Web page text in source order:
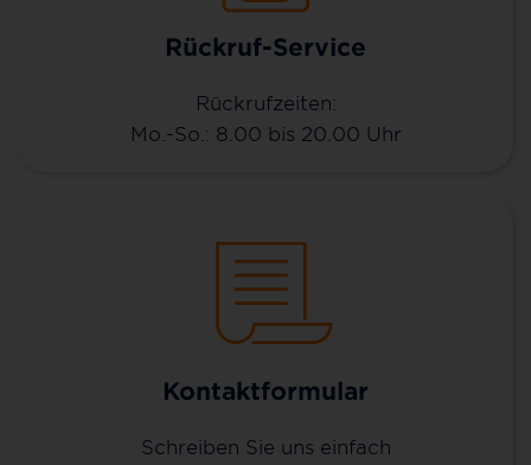
Rückruf-Service
Rückrufzeiten:
Mo.-So.: 8.00 bis 20.00 Uhr
Kontaktformular
Schreiben Sie uns einfach